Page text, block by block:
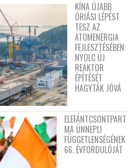
KÍNA ÚJABB
ÓRIÁSI LÉPÉST
TESZ AZ
ATOMENERGIA
FEJLESZTÉSÉBEN:
NYOLC ÚJ
REAKTOR
ÉPÍTÉSÉT
HAGYTÁK JÓVÁ
ELEFÁNTCSONTPART
MA ÜNNEPLI
FÜGGETLENSÉGÉNEK
66. ÉVFORDULÓJÁT